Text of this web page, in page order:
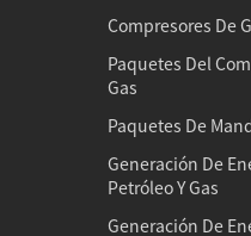
Compresores De
Paquetes Del
Gas
Paquetes De
Generación De
Petróleo Y Gas
Generación De